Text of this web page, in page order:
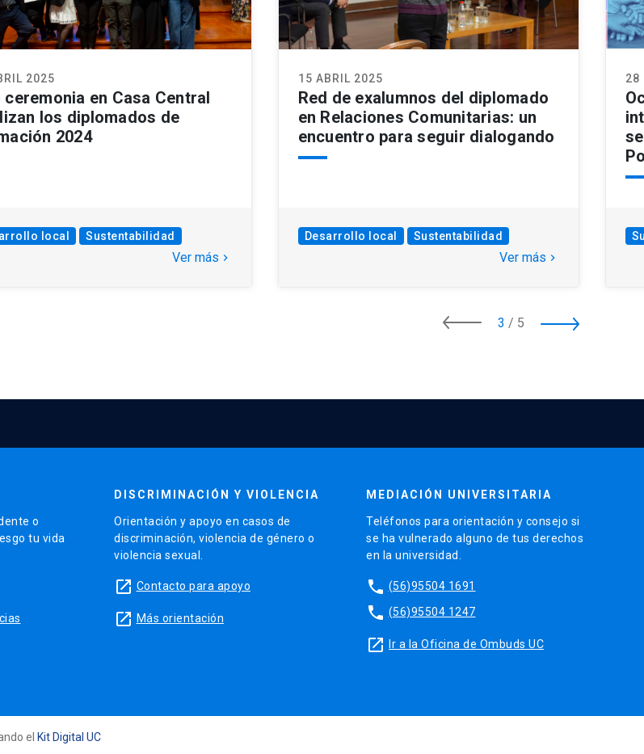
2025
ceremonia en Casa Central
los diplomados de
2024
local Sustentabilidad
Ver más keyboard_arrow_right
15 ABRIL 2025
Red de exalumnos del diplomado
en Relaciones Comunitarias: un
encuentro para seguir dialogando
Desarrollo local Sustentabilidad
Ver más keyboard_arrow_right
28
3 / 5
o
tu vida
DISCRIMINACIÓN Y VIOLENCIA
Orientación y apoyo en casos de
discriminación, violencia de género o
violencia sexual.
launch Contacto para apoyo
launch Más orientación
MEDIACIÓN UNIVERSITARIA
Teléfonos para orientación y consejo si
se ha vulnerado alguno de tus derechos
en la universidad.
phone (56)95504 1691
phone (56)95504 1247
launch Ir a la Oficina de Ombuds UC
el Kit Digital UC